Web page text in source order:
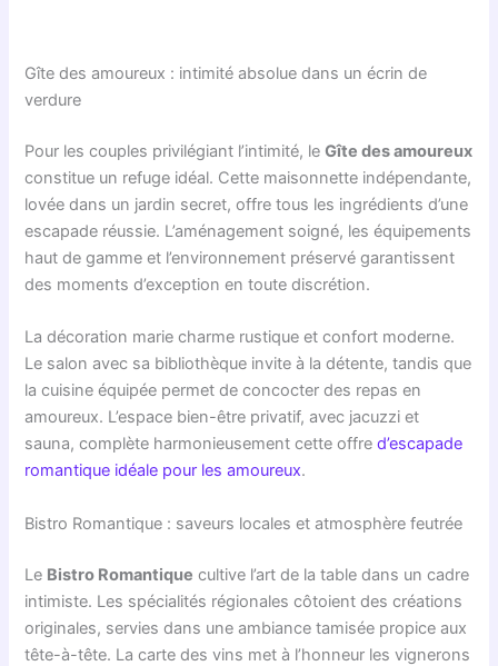
Gîte des amoureux : intimité absolue dans un écrin de
verdure
Pour les couples privilégiant l’intimité, leGîte des amoureux
constitue un refuge idéal. Cette maisonnette indépendante,
lovée dans un jardin secret, offre tous les ingrédients d’une
escapade réussie. L’aménagement soigné, les équipements
haut de gamme et l’environnement préservé garantissent
des moments d’exception en toute discrétion.
La décoration marie charme rustique et confort moderne.
Le salon avec sa bibliothèque invite à la détente, tandis que
la cuisine équipée permet de concocter des repas en
amoureux. L’espace bien-être privatif, avec jacuzzi et
sauna, complète harmonieusement cette offred’escapade
romantique idéale pour les amoureux.
Bistro Romantique : saveurs locales et atmosphère feutrée
Le Bistro Romantique cultive l’art de la table dans un cadre
intimiste. Les spécialités régionales côtoient des créations
originales, servies dans une ambiance tamisée propice aux
tête-à-tête. La carte des vins met à l’honneur les vignerons